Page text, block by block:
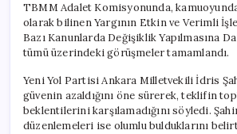
TBMM Adalet Komisyonunda, kamuoyunda
olarak bilinen Yargının Etkin ve Verimli
Bazı Kanunlarda Değişiklik Yapılmasına
tümü üzerindeki görüşmeler tamamlandı.
Yeni Yol Partisi Ankara Milletvekili İdris
güvenin azaldığını öne sürerek, teklifin
beklentilerini karşılamadığını söyledi.
düzenlemeleri ise olumlu bulduklarını